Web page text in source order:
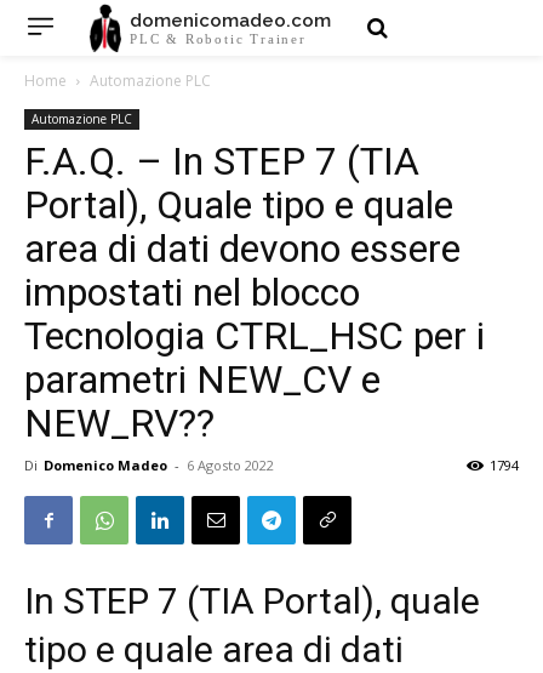
domenicomadeo.com
PLC & Robotic Trainer
Home Automazione PLC
Automazione PLC
F.A.Q. – In STEP 7 (TIA
Portal), Quale tipo e quale
area di dati devono essere
impostati nel blocco
Tecnologia CTRL_HSC per i
parametri NEW_CV e
NEW_RV??
Di Domenico Madeo - 6 Agosto 2022 1794
In STEP 7 (TIA Portal), quale
tipo e quale area di dati